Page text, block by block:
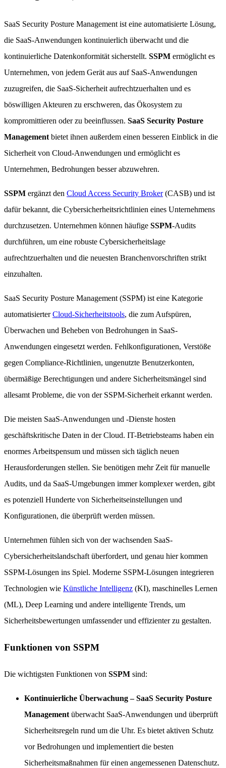
SaaS Security Posture Management ist eine automatisierte Lösung,
die SaaS-Anwendungen kontinuierlich überwacht und die
kontinuierliche Datenkonformität sicherstellt. SSPM ermöglicht es
Unternehmen, von jedem Gerät aus auf SaaS-Anwendungen
zuzugreifen, die SaaS-Sicherheit aufrechtzuerhalten und es
böswilligen Akteuren zu erschweren, das Ökosystem zu
kompromittieren oder zu beeinflussen. SaaS Security Posture
Management bietet ihnen außerdem einen besseren Einblick in die
Sicherheit von Cloud-Anwendungen und ermöglicht es
Unternehmen, Bedrohungen besser abzuwehren.
SSPM ergänzt den Cloud Access Security Broker(CASB) und ist
dafür bekannt, die Cybersicherheitsrichtlinien eines Unternehmens
durchzusetzen. Unternehmen können häufige SSPM-Audits
durchführen, um eine robuste Cybersicherheitslage
aufrechtzuerhalten und die neuesten Branchenvorschriften strikt
einzuhalten.
SaaS Security Posture Management (SSPM) ist eine Kategorie
automatisierterCloud-Sicherheitstools, die zum Aufspüren,
Überwachen und Beheben von Bedrohungen in SaaS-
Anwendungen eingesetzt werden. Fehlkonfigurationen, Verstöße
gegen Compliance-Richtlinien, ungenutzte Benutzerkonten,
übermäßige Berechtigungen und andere Sicherheitsmängel sind
allesamt Probleme, die von der SSPM-Sicherheit erkannt werden.
Die meisten SaaS-Anwendungen und -Dienste hosten
geschäftskritische Daten in der Cloud. IT-Betriebsteams haben ein
enormes Arbeitspensum und müssen sich täglich neuen
Herausforderungen stellen. Sie benötigen mehr Zeit für manuelle
Audits, und da SaaS-Umgebungen immer komplexer werden, gibt
es potenziell Hunderte von Sicherheitseinstellungen und
Konfigurationen, die überprüft werden müssen.
Unternehmen fühlen sich von der wachsenden SaaS-
Cybersicherheitslandschaft überfordert, und genau hier kommen
SSPM-Lösungen ins Spiel. Moderne SSPM-Lösungen integrieren
Technologien wie Künstliche Intelligenz (KI), maschinelles Lernen
(ML), Deep Learning und andere intelligente Trends, um
Sicherheitsbewertungen umfassender und effizienter zu gestalten.
Funktionen von SSPM
Die wichtigsten Funktionen von SSPM sind:
Kontinuierliche Überwachung – SaaS Security Posture
Management überwacht SaaS-Anwendungen und überprüft
Sicherheitsregeln rund um die Uhr. Es bietet aktiven Schutz
vor Bedrohungen und implementiert die besten
Sicherheitsmaßnahmen für einen angemessenen Datenschutz.